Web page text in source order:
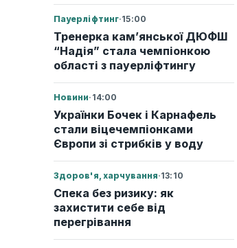
Пауерліфтинг·15:00
Тренерка кам’янської ДЮФШ
“Надія” стала чемпіонкою
області з пауерліфтингу
Новини· 14:00
Українки Бочек і Карнафель
стали віцечемпіонками
Європи зі стрибків у воду
Здоров'я, харчування·13:10
Спека без ризику: як
захистити себе від
перегрівання